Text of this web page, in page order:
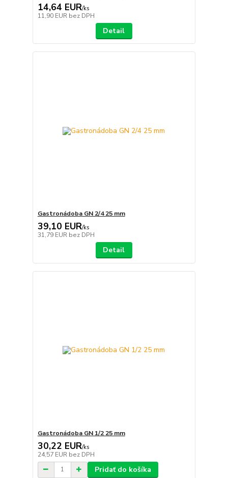
14,64 EUR/ks
11,90 EUR bez DPH
Detail
Gastronádoba GN 2/4 25 mm
39,10 EUR/ks
31,79 EUR bez DPH
Detail
Gastronádoba GN 1/2 25 mm
30,22 EUR/ks
24,57 EUR bez DPH
Pridať do košíka